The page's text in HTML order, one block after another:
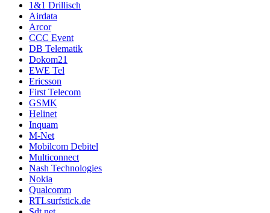
1&1 Drillisch
Airdata
Arcor
CCC Event
DB Telematik
Dokom21
EWE Tel
Ericsson
First Telecom
GSMK
Helinet
Inquam
M-Net
Mobilcom Debitel
Multiconnect
Nash Technologies
Nokia
Qualcomm
RTLsurfstick.de